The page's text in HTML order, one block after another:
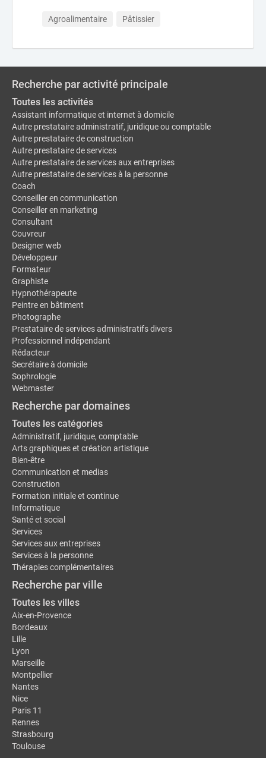
Agroalimentaire Pâtissier
Recherche par activité principale
Toutes les activités
Assistant informatique et internet à domicile
Autre prestataire administratif, juridique ou comptable
Autre prestataire de construction
Autre prestataire de services
Autre prestataire de services aux entreprises
Autre prestataire de services à la personne
Coach
Conseiller en communication
Conseiller en marketing
Consultant
Couvreur
Designer web
Développeur
Formateur
Graphiste
Hypnothérapeute
Peintre en bâtiment
Photographe
Prestataire de services administratifs divers
Professionnel indépendant
Rédacteur
Secrétaire à domicile
Sophrologie
Webmaster
Recherche par domaines
Toutes les catégories
Administratif, juridique, comptable
Arts graphiques et création artistique
Bien-être
Communication et medias
Construction
Formation initiale et continue
Informatique
Santé et social
Services
Services aux entreprises
Services à la personne
Thérapies complémentaires
Recherche par ville
Toutes les villes
Aix-en-Provence
Bordeaux
Lille
Lyon
Marseille
Montpellier
Nantes
Nice
Paris 11
Rennes
Strasbourg
Toulouse